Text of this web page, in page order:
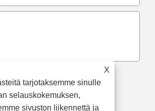
X
tarjotaksemme sinulle
selauskokemuksen,
sivuston liikennettä ja